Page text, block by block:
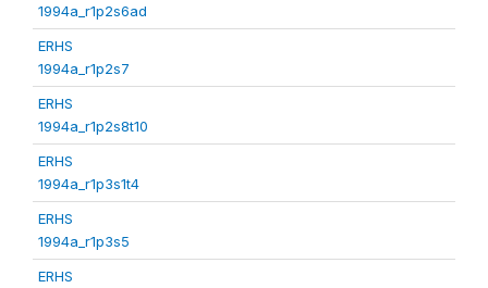
1994a_r1p2s6ad
ERHS
1994a_r1p2s7
ERHS
1994a_r1p2s8t10
ERHS
1994a_r1p3s1t4
ERHS
1994a_r1p3s5
ERHS